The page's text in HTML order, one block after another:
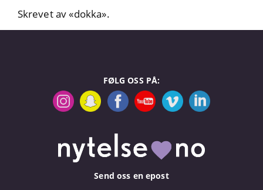
Skrevet av «dokka».
FØLG OSS PÅ:
Send oss en epost